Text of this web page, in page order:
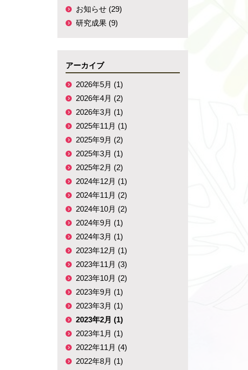
お知らせ (29)
研究成果 (9)
アーカイブ
2026年5月 (1)
2026年4月 (2)
2026年3月 (1)
2025年11月 (1)
2025年9月 (2)
2025年3月 (1)
2025年2月 (2)
2024年12月 (1)
2024年11月 (2)
2024年10月 (2)
2024年9月 (1)
2024年3月 (1)
2023年12月 (1)
2023年11月 (3)
2023年10月 (2)
2023年9月 (1)
2023年3月 (1)
2023年2月 (1)
2023年1月 (1)
2022年11月 (4)
2022年8月 (1)